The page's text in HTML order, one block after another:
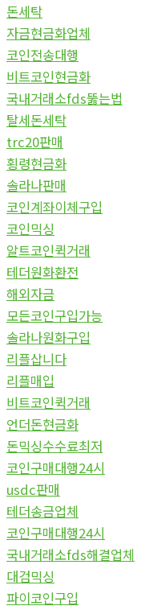
돈세탁
자금현금화업체
코인전송대행
비트코인현금화
국내거래소fds뚫는법
탈세돈세탁
trc20판매
횡령현금화
솔라나판매
코인계좌이체구입
코인믹싱
알트코인퀵거래
테더원화환전
해외자금
모든코인구입가능
솔라나원화구입
리플삽니다
리플매입
비트코인퀵거래
언더돈현금화
돈믹싱수수료최저
코인구매대행24시
usdc판매
테더송금업체
코인구매대행24시
국내거래소fds해결업체
대검믹싱
파이코인구입